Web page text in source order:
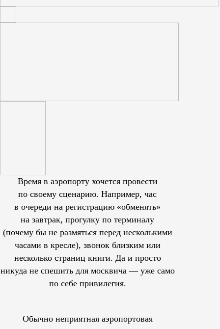
Время в аэропорту хочется провести
по своему сценарию. Например, час
в очереди на регистрацию «обменять»
на завтрак, прогулку по терминалу
(почему бы не размяться перед несколькими
часами в кресле), звонок близким или
несколько страниц книги. Да и просто
никуда не спешить для москвича — уже само
по себе привилегия.
Обычно неприятная аэропортовая